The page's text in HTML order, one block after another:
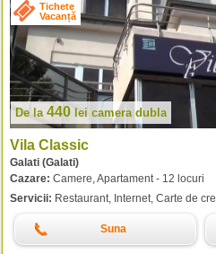
Tichete
Vacanță
De la 440 lei camera dubla
Vila Classic
Galati (Galati)
Cazare: Camere, Apartament - 12 locuri
Servicii: Restaurant, Internet, Carte de
Suna